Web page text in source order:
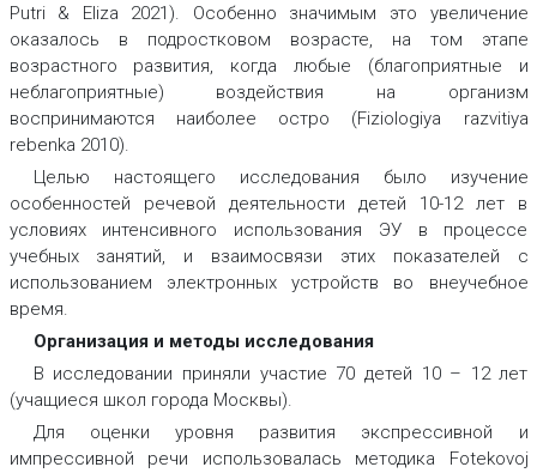
Putri & Eliza 2021). Особенно значимым это увеличение
оказалось в подростковом возрасте, на том этапе
возрастного развития, когда любые (благоприятные и
неблагоприятные) воздействия на организм
воспринимаются наиболее остро (Fiziologiya razvitiya
rebenka 2010).
Целью настоящего исследования было изучение
особенностей речевой деятельности детей 10-12 лет в
условиях интенсивного использования ЭУ в процессе
учебных занятий, и взаимосвязи этих показателей с
использованием электронных устройств во внеучебное
время.
Организация и методы исследования
В исследовании приняли участие 70 детей 10 – 12 лет
(учащиеся школ города Москвы).
Для оценки уровня развития экспрессивной и
импрессивной речи использовалась методика Fotekovoj